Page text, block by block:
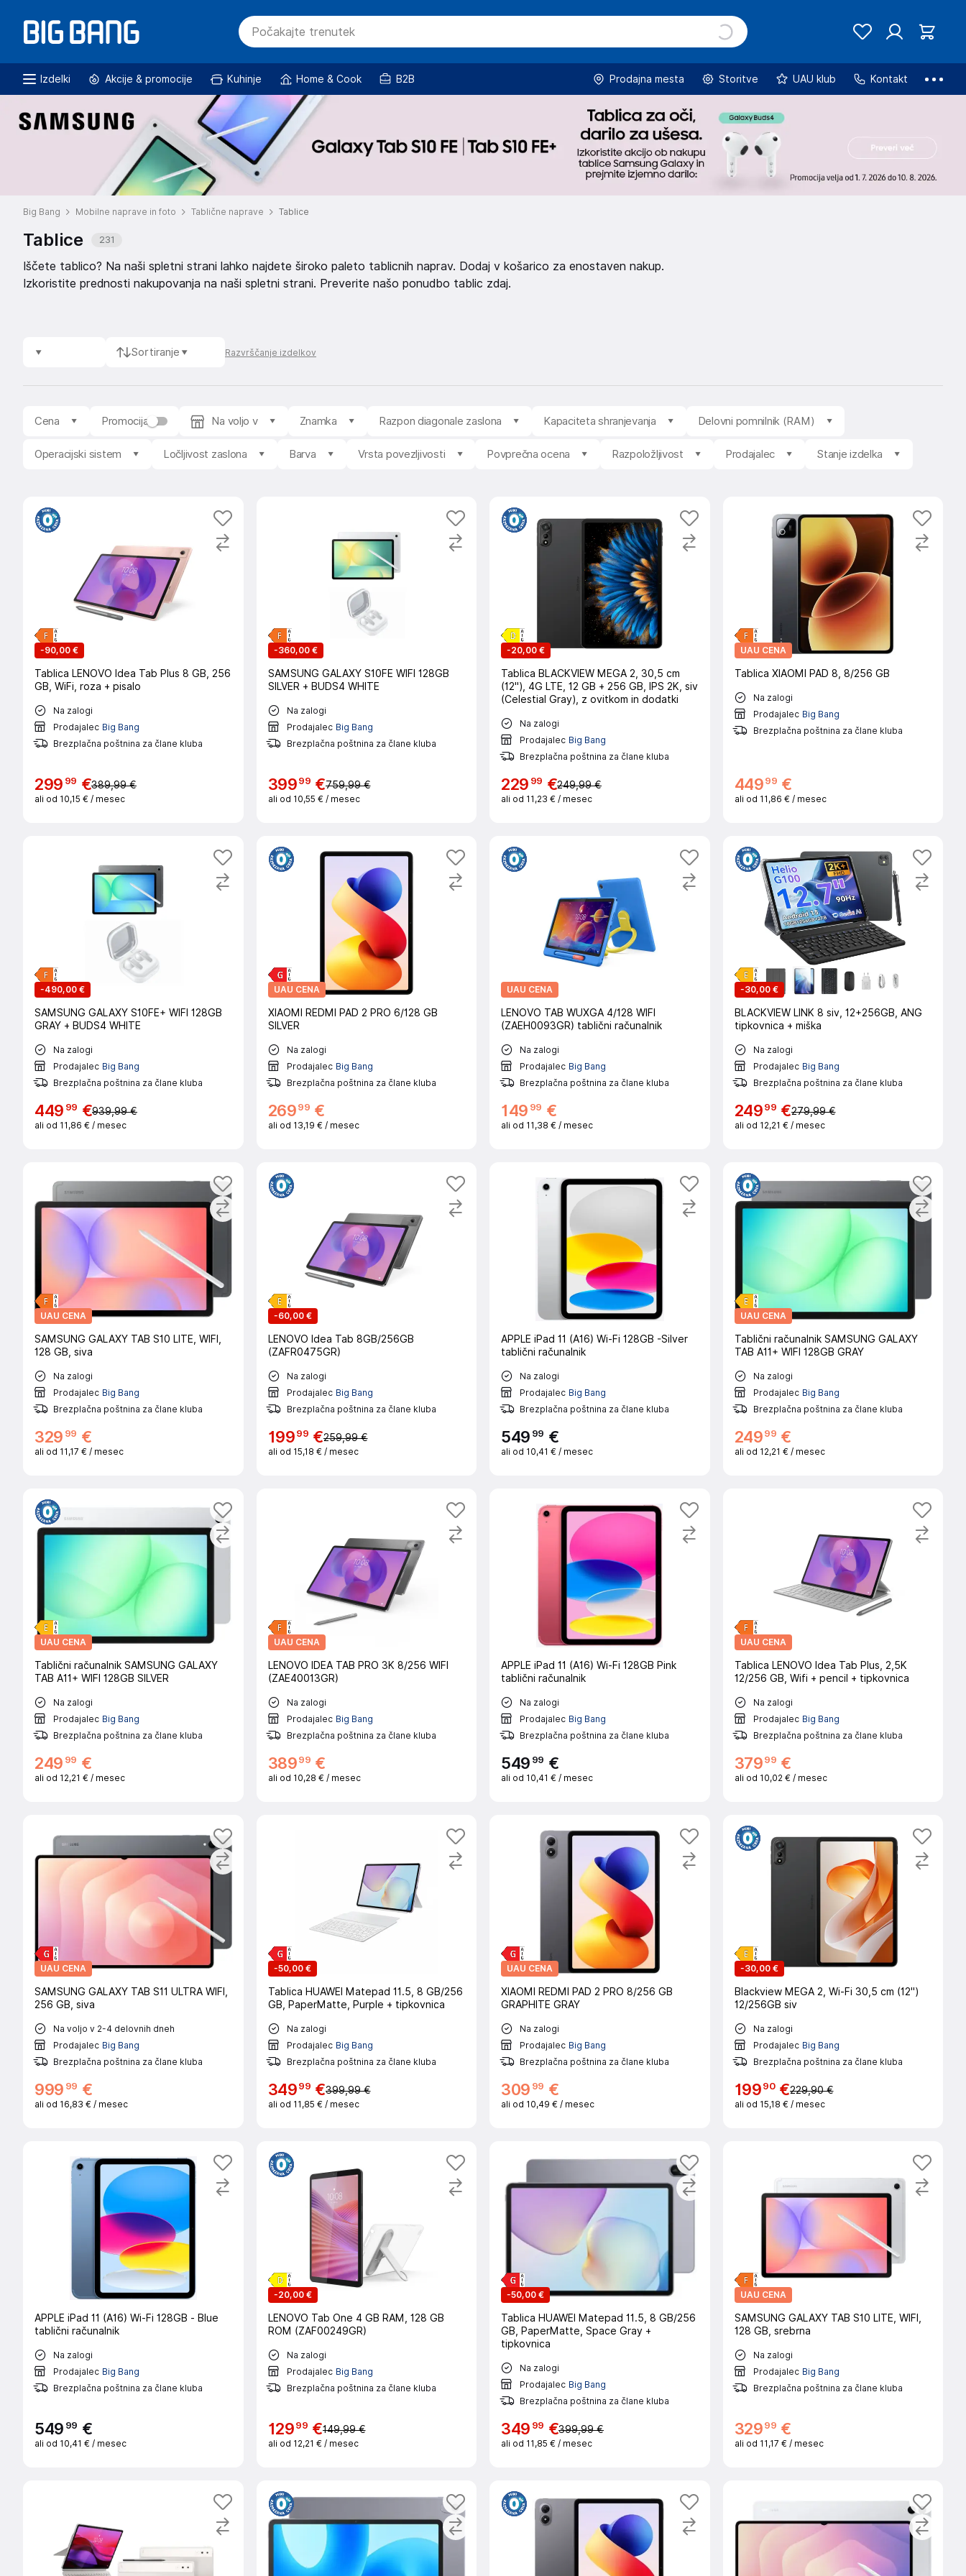
Izdelki Akcije & promocije Kuhinje Home & Cook B2B Prodajna mesta Storitve UAU klub Kontakt
Big Bang Mobilne naprave in foto Tablične naprave Tablice
Tablice 231
Iščete tablico? Na naši spletni strani lahko najdete široko paleto tablicnih naprav. Dodaj v košarico za enostaven nakup.
Izkoristite prednosti nakupovanja na naši spletni strani. Preverite našo ponudbo tablic zdaj.
Sortiranje Razvrščanje izdelkov
Cena Promocija Na voljo v Znamka Razpon diagonale zaslona Kapaciteta shranjevanja Delovni pomnilnik (RAM)
Operacijski sistem Ločljivost zaslona Barva Vrsta povezljivosti Povprečna ocena Razpoložljivost Prodajalec Stanje izdelka
-90,00 €
Tablica LENOVO Idea Tab Plus 8 GB, 256
GB, WiFi, roza + pisalo
Na zalogi
Prodajalec Big Bang
Brezplačna poštnina za člane kluba
299 99 €389,99 €
ali od 10,15 € / mesec
-360,00 €
SAMSUNG GALAXY S10FE WIFI 128GB
SILVER + BUDS4 WHITE
Na zalogi
Prodajalec Big Bang
Brezplačna poštnina za člane kluba
39999 €759,99 €
ali od 10,55 € / mesec
-20,00 €
Tablica BLACKVIEW MEGA 2, 30,5 cm
(12"), 4G LTE, 12 GB + 256 GB, IPS 2K, siv
(Celestial Gray), z ovitkom in dodatki
Na zalogi
Prodajalec Big Bang
Brezplačna poštnina za člane kluba
229 99 €249,99 €
ali od 11,23 € / mesec
UAU CENA
Tablica XIAOMI PAD 8, 8/256 GB
Na zalogi
Prodajalec Big Bang
Brezplačna poštnina za člane kluba
44999 €
ali od 11,86 € / mesec
-490,00 €
SAMSUNG GALAXY S10FE+ WIFI 128GB
GRAY + BUDS4 WHITE
Na zalogi
Prodajalec Big Bang
Brezplačna poštnina za člane kluba
449 99 €939,99 €
ali od 11,86 € / mesec
UAU CENA
XIAOMI REDMI PAD 2 PRO 6/128 GB
SILVER
Na zalogi
Prodajalec Big Bang
Brezplačna poštnina za člane kluba
26999 €
ali od 13,19 € / mesec
UAU CENA
LENOVO TAB WUXGA 4/128 WIFI
(ZAEH0093GR) tablični računalnik
Na zalogi
Prodajalec Big Bang
Brezplačna poštnina za člane kluba
149 99 €
ali od 11,38 € / mesec
-30,00 €
BLACKVIEW LINK 8 siv, 12+256GB, ANG
tipkovnica + miška
Na zalogi
Prodajalec Big Bang
Brezplačna poštnina za člane kluba
24999 €279,99 €
ali od 12,21 € / mesec
UAU CENA
SAMSUNG GALAXY TAB S10 LITE, WIFI,
128 GB, siva
Na zalogi
Prodajalec Big Bang
Brezplačna poštnina za člane kluba
329 99 €
ali od 11,17 € / mesec
-60,00 €
LENOVO Idea Tab 8GB/256GB
(ZAFR0475GR)
Na zalogi
Prodajalec Big Bang
Brezplačna poštnina za člane kluba
19999 €259,99 €
ali od 15,18 € / mesec
APPLE iPad 11 (A16) Wi-Fi 128GB -Silver
tablični računalnik
Na zalogi
Prodajalec Big Bang
Brezplačna poštnina za člane kluba
549 99 €
ali od 10,41 € / mesec
UAU CENA
Tablični računalnik SAMSUNG GALAXY
TAB A11+ WIFI 128GB GRAY
Na zalogi
Prodajalec Big Bang
Brezplačna poštnina za člane kluba
24999 €
ali od 12,21 € / mesec
UAU CENA
Tablični računalnik SAMSUNG GALAXY
TAB A11+ WIFI 128GB SILVER
Na zalogi
Prodajalec Big Bang
Brezplačna poštnina za člane kluba
249 99 €
ali od 12,21 € / mesec
UAU CENA
LENOVO IDEA TAB PRO 3K 8/256 WIFI
(ZAE40013GR)
Na zalogi
Prodajalec Big Bang
Brezplačna poštnina za člane kluba
38999 €
ali od 10,28 € / mesec
APPLE iPad 11 (A16) Wi-Fi 128GB Pink
tablični računalnik
Na zalogi
Prodajalec Big Bang
Brezplačna poštnina za člane kluba
549 99 €
ali od 10,41 € / mesec
UAU CENA
Tablica LENOVO Idea Tab Plus, 2,5K
12/256 GB, Wifi + pencil + tipkovnica
Na zalogi
Prodajalec Big Bang
Brezplačna poštnina za člane kluba
37999 €
ali od 10,02 € / mesec
UAU CENA
SAMSUNG GALAXY TAB S11 ULTRA WIFI,
256 GB, siva
Na voljo v 2-4 delovnih dneh
Prodajalec Big Bang
Brezplačna poštnina za člane kluba
999 99 €
ali od 16,83 € / mesec
-50,00 €
Tablica HUAWEI Matepad 11.5, 8 GB/256
GB, PaperMatte, Purple + tipkovnica
Na zalogi
Prodajalec Big Bang
Brezplačna poštnina za člane kluba
34999 €399,99 €
ali od 11,85 € / mesec
UAU CENA
XIAOMI REDMI PAD 2 PRO 8/256 GB
GRAPHITE GRAY
Na zalogi
Prodajalec Big Bang
Brezplačna poštnina za člane kluba
309 99 €
ali od 10,49 € / mesec
-30,00 €
Blackview MEGA 2, Wi-Fi 30,5 cm (12")
12/256GB siv
Na zalogi
Prodajalec Big Bang
Brezplačna poštnina za člane kluba
19990 €229,90 €
ali od 15,18 € / mesec
APPLE iPad 11 (A16) Wi-Fi 128GB - Blue
tablični računalnik
Na zalogi
Prodajalec Big Bang
Brezplačna poštnina za člane kluba
549 99 €
ali od 10,41 € / mesec
-20,00 €
LENOVO Tab One 4 GB RAM, 128 GB
ROM (ZAF00249GR)
Na zalogi
Prodajalec Big Bang
Brezplačna poštnina za člane kluba
12999 €149,99 €
ali od 12,21 € / mesec
-50,00 €
Tablica HUAWEI Matepad 11.5, 8 GB/256
GB, PaperMatte, Space Gray +
tipkovnica
Na zalogi
Prodajalec Big Bang
Brezplačna poštnina za člane kluba
349 99 €399,99 €
ali od 11,85 € / mesec
UAU CENA
SAMSUNG GALAXY TAB S10 LITE, WIFI,
128 GB, srebrna
Na zalogi
Prodajalec Big Bang
Brezplačna poštnina za člane kluba
32999 €
ali od 11,17 € / mesec